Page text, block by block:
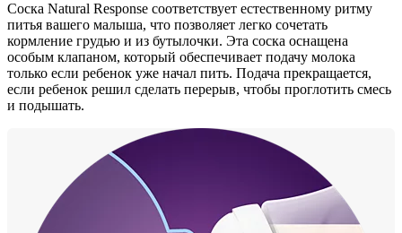
Соска Natural Response соответствует естественному ритму
питья вашего малыша, что позволяет легко сочетать
кормление грудью и из бутылочки. Эта соска оснащена
особым клапаном, который обеспечивает подачу молока
только если ребенок уже начал пить. Подача прекращается,
если ребенок решил сделать перерыв, чтобы проглотить смесь
и подышать.